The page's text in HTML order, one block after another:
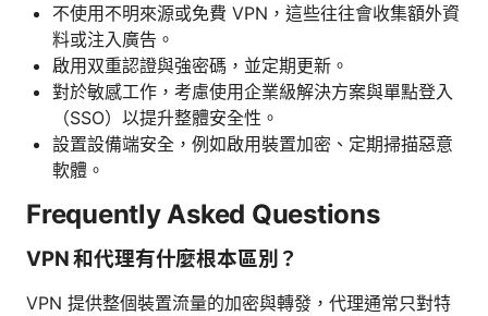
不使用不明來源或免費 VPN，這些往往會收集額外資
料或注入廣告。
啟用双重認證與強密碼，並定期更新。
對於敏感工作，考慮使用企業級解決方案與單點登入
（SSO）以提升整體安全性。
設置設備端安全，例如啟用裝置加密、定期掃描惡意
軟體。
Frequently Asked Questions
VPN 和代理有什麼根本區別？
VPN 提供整個裝置流量的加密與轉發，代理通常只對特